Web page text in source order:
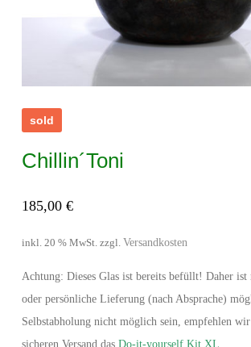
sold
Chillin´Toni
185,00 €
inkl. 20 % MwSt. zzgl. Versandkosten
Achtung: Dieses Glas ist bereits befüllt! Daher ist
oder persönliche Lieferung (nach Absprache)
Selbstabholung nicht möglich sein, empfehlen
sicheren Versand das Do-it-yourself Kit XL